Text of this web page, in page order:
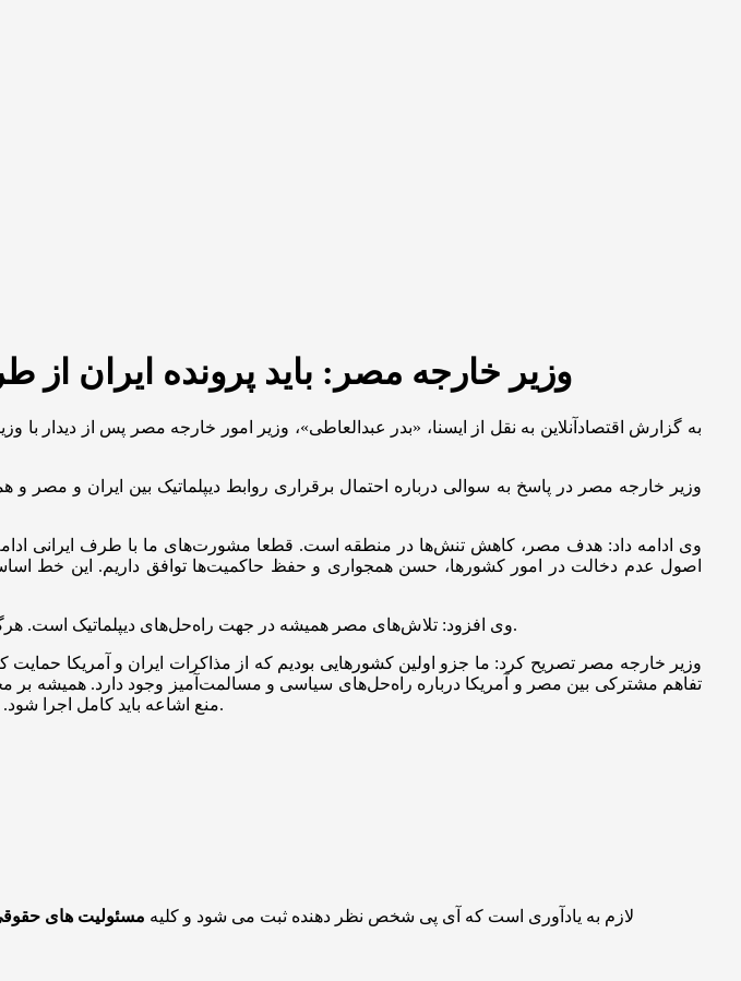
وزیر خارجه مصر: باید پرونده ایران
به گزارش اقتصادآنلاین به نقل از ایسنا، «بدر عبدالعاطی»، وزیر امور خارجه مصر پس از دیدار
وزیر خارجه مصر در پاسخ به سوالی درباره احتمال برقراری روابط دیپلماتیک بین ایران و
وی ادامه داد: هدف مصر، کاهش تنش‌ها در منطقه است. قطعا مشورت‌های ما با طرف ایرانی
اصول عدم دخالت در امور کشورها، حسن همجواری و حفظ حاکمیت‌ها توافق داریم. این خط
وی افزود: تلاش‌های مصر همیشه در جهت راه‌حل‌های دیپلماتیک است. هرگونه تشدید تنش‌ها، مانند ریختن بنزین روی آتش است و باعث می‌شود کنترل منطقه از دست خارج شود.
وزیر خارجه مصر تصریح کرد: ما جزو اولین کشور‌هایی بودیم که از مذاکرات ایران و آمریکا
تفاهم مشترکی بین مصر و آمریکا درباره راه‌حل‌های سیاسی و مسالمت‌آمیز وجود دارد. همیشه بر
منع اشاعه باید کامل اجرا شود. در این خصوص با آقای گروسی نیز امروز صحبت کردم. ما به تلاش‌های خود در این زمینه ادامه می‌دهیم.
لازم به یادآوری است که آی پی شخص نظر دهنده ثبت می شود و کلیه مسئولیت های